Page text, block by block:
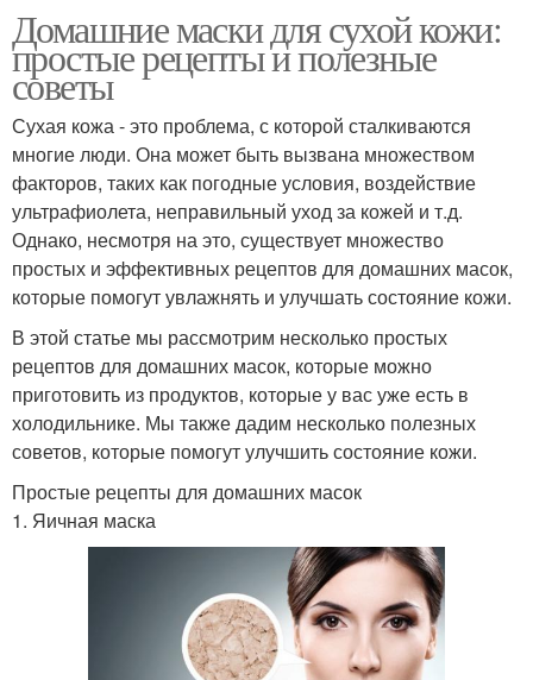
Домашние маски для сухой кожи:
простые рецепты и полезные
советы
Сухая кожа - это проблема, с которой сталкиваются
многие люди. Она может быть вызвана множеством
факторов, таких как погодные условия, воздействие
ультрафиолета, неправильный уход за кожей и т.д.
Однако, несмотря на это, существует множество
простых и эффективных рецептов для домашних масок,
которые помогут увлажнять и улучшать состояние кожи.
В этой статье мы рассмотрим несколько простых
рецептов для домашних масок, которые можно
приготовить из продуктов, которые у вас уже есть в
холодильнике. Мы также дадим несколько полезных
советов, которые помогут улучшить состояние кожи.
Простые рецепты для домашних масок
1. Яичная маска